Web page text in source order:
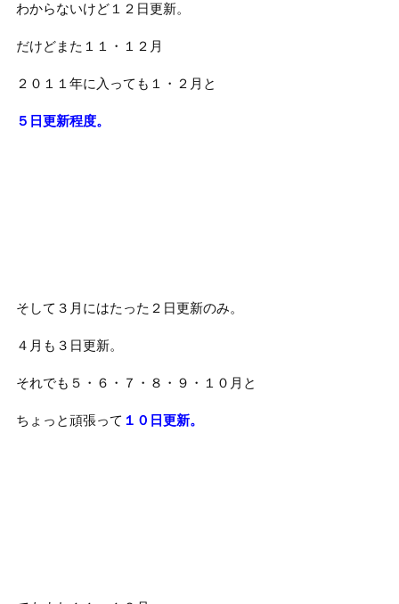
わからないけど１２日更新。
だけどまた１１・１２月
２０１１年に入っても１・２月と
５日更新程度。
そして３月にはたった２日更新のみ。
４月も３日更新。
それでも５・６・７・８・９・１０月と
ちょっと頑張って １０日更新。